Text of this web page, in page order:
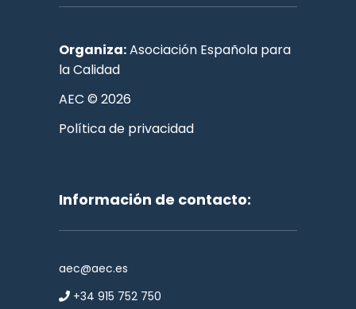
Organiza:Asociación Española para
la Calidad
AEC © 2026
Política de privacidad
Información de contacto:
aec@aec.es
+34 915 752 750